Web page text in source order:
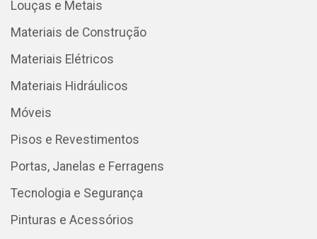
Louças e Metais
Materiais de Construção
Materiais Elétricos
Materiais Hidráulicos
Móveis
Pisos e Revestimentos
Portas, Janelas e Ferragens
Tecnologia e Segurança
Pinturas e Acessórios